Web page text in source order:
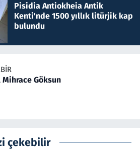
Pisidia Antiokheia Antik
Kenti'nde 1500 yıllık litürjik kap
bulundu
Mihrace Göksun
çekebilir